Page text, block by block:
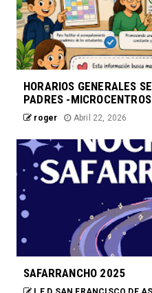
HORARIOS GENERALES
PADRES -MICROCENTROS
roger Abril 22, 2026
SAFARRANCHO 2025